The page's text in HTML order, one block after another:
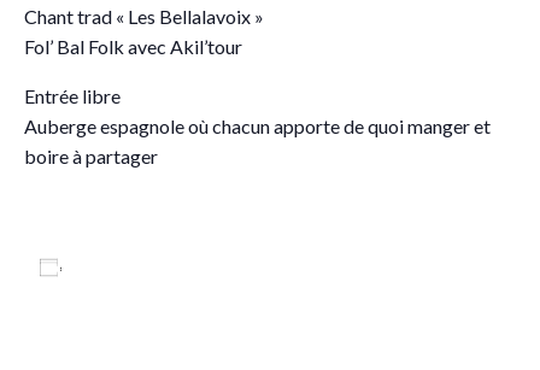
Chant trad « Les Bellalavoix »
Fol’ Bal Folk avec Akil’tour
Entrée libre
Auberge espagnole où chacun apporte de quoi manger et
boire à partager